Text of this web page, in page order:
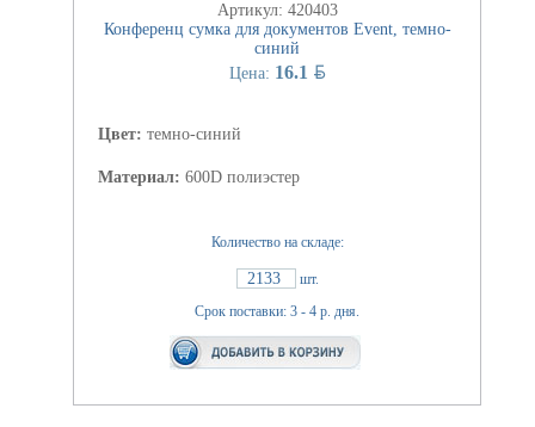
Артикул: 420403
Конференц сумка для документов Event, темно-
синий
Цена: 16.1 BYN
Цвет: темно-синий
Материал: 600D полиэстер
Количество на складе:
2133
шт.
Срок поставки: 3 - 4 р. дня.